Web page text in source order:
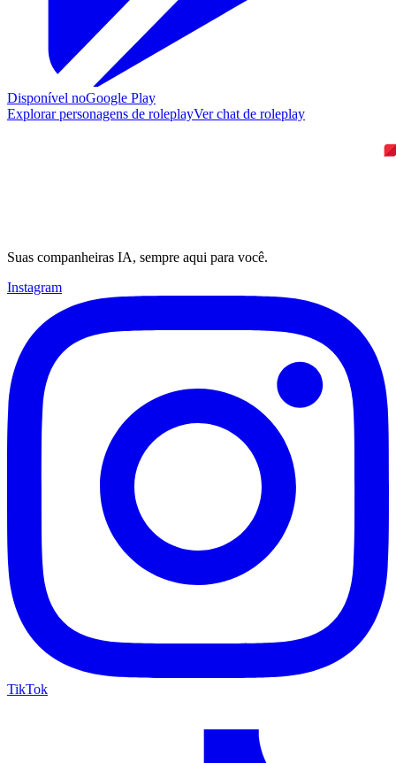
Disponível noGoogle Play
Explorar personagens de roleplayVer chat de roleplay
Suas companheiras IA, sempre aqui para você.
Instagram
TikTok